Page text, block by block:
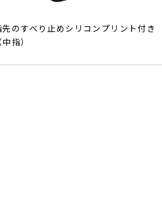
先のすべり止めシリコンプリント付き
（中指）